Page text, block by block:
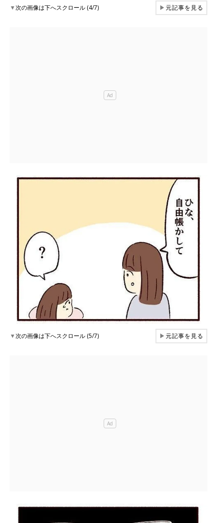
▼次の画像は下へスクロール (4/7) ▶元記事を見る
▼次の画像は下へスクロール (5/7) ▶元記事を見る